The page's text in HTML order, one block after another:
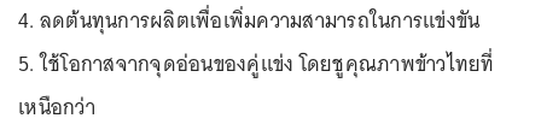
4. ลดต้นทุนการผลิตเพื่อเพิ่มความสามารถในการแข่งขัน
5. ใช้โอกาสจากจุดอ่อนของคู่แข่ง โดยชูคุณภาพข้าวไทยที่
เหนือกว่า